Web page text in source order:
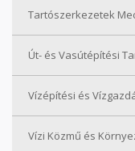
Tartószerkezetek
Út- és Vasútépítési
Vízépítési és
Vízi Közmű és